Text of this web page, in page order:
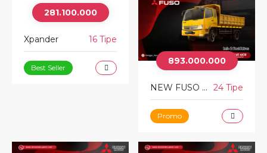
281.100.000
Xpander 16 Tipe
Best Seller
893.000.000
NEW FUSO FIGHTER 24 Tipe
Promo